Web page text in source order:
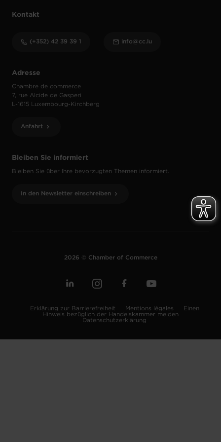
Bleiben Sie informiert
Bleiben Sie über Ihre bevorzugten Themen informiert.
In den Newsletter einschreiben
Adresse
Chambre de commerce
7, rue Alcide de Gasperi
L-1615 Luxembourg-Kirchberg
Anfahrt
Kontakt
(+352) 42 39 39 1 info@cc.lu
2026 © Chamber of Commerce
Erklärung zur Barrierefreiheit Mentions légales
Einen
Hinweis bezüglich der Handelskammer melden
Datenschutzerklärung